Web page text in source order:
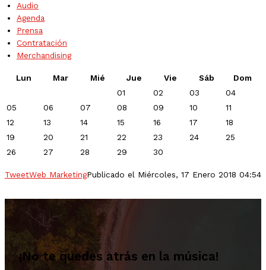
Audio
Agenda
Prensa
Contratación
Merchandising
Lun Mar Mié Jue Vie Sáb
Dom
01
02 03
04
05
06 07 08 09 10
11
12
13 14 15 16 17
18
19
20 21 22 23 24
25
26
27 28 29 30
TweetWeb MarketingPublicado el Miércoles, 17 Enero 2018 04:54
¡No te quedes atrás en la música!